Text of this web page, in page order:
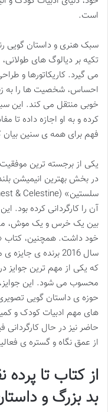
است.
سبک هنری و داستان گویی
تکیه بر دیالوگ های
می گیرد. کاریکاتورها و
احساس، شخصیت ها را به
خوبی منتقل می کند. این
کرده و به او اجازه داده تا
فهم برای همه ی سنین بیان
یکی از برجسته ترین
آن را کارگردانی کرده بود.
بین یک خرس و یک موش،
خود داشت. همچنین، کتاب
که یکی از مهم ترین
محسوب می شود. این جوایز،
حوزه ی داستان گویی
های مهم ادبیات کودک و
حاضر نیز در حال
از عمق نگاه و گستره ی
از کتاب تا پرده
بد بزرگ و